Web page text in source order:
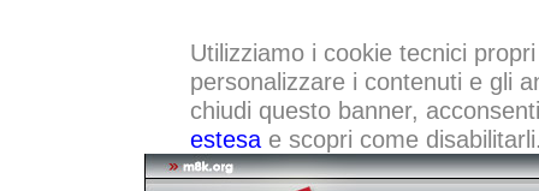
Utilizziamo i cookie tecnici
personalizzare i contenuti e gli
chiudi questo banner,
estesae scopri come